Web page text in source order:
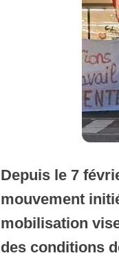
Depuis le 7
mouvement
mobilisation
des conditions